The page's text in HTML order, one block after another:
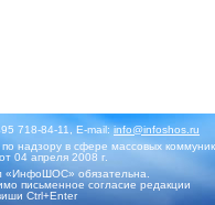
718-84-11, E-mail:info@infoshos.ru
надзору в сфере массовых
04 апреля 2008 г.
«ИнфоШОС» обязательна.
письменное согласие редакции
Ctrl+Enter